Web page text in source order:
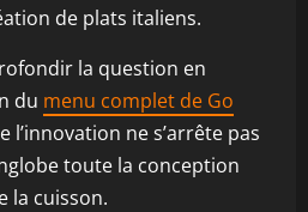
de plats italiens.
la question en
du menu complet de Go
l’innovation ne s’arrête pas
toute la conception
la cuisson.